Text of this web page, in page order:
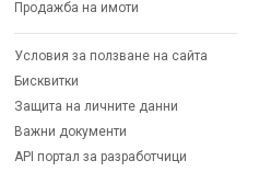
Продажба на имоти
Условия за ползване на сайта
Бисквитки
Защита на личните данни
Важни документи
API портал за разработчици